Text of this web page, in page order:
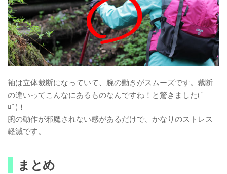
袖は立体裁断になっていて、腕の動きがスムーズです。裁断
の違いってこんなにあるものなんですね！と驚きました( ﾟ
ﾛﾟ)！
腕の動作が邪魔されない感があるだけで、かなりのストレス
軽減です。
まとめ